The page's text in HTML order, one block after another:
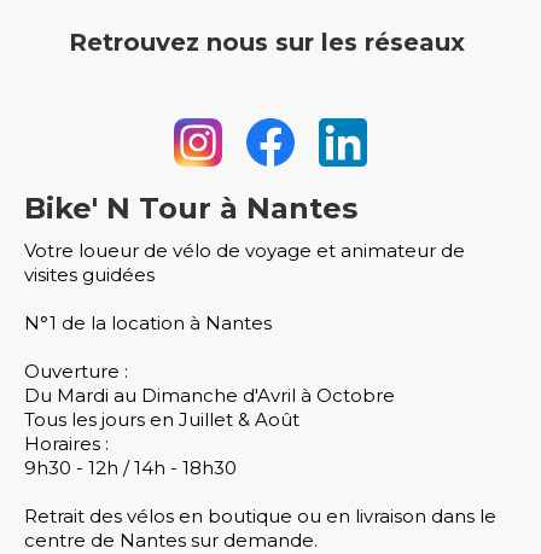
Retrouvez nous sur les réseaux
Bike' N Tour à Nantes
Votre loueur de vélo de voyage et animateur de
visites guidées
N°1 de la location à Nantes
Ouverture :
Du Mardi au Dimanche d'Avril à Octobre
Tous les jours en Juillet & Août
Horaires :
9h30 - 12h / 14h - 18h30
Retrait des vélos en boutique ou en livraison dans le
centre de Nantes sur demande.